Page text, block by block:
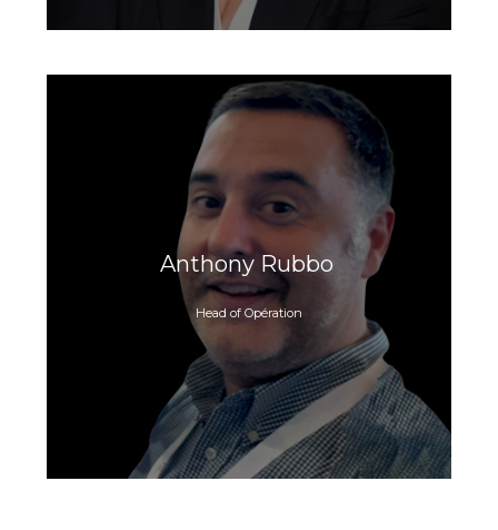
Anthony Rubbo
Head of Opération